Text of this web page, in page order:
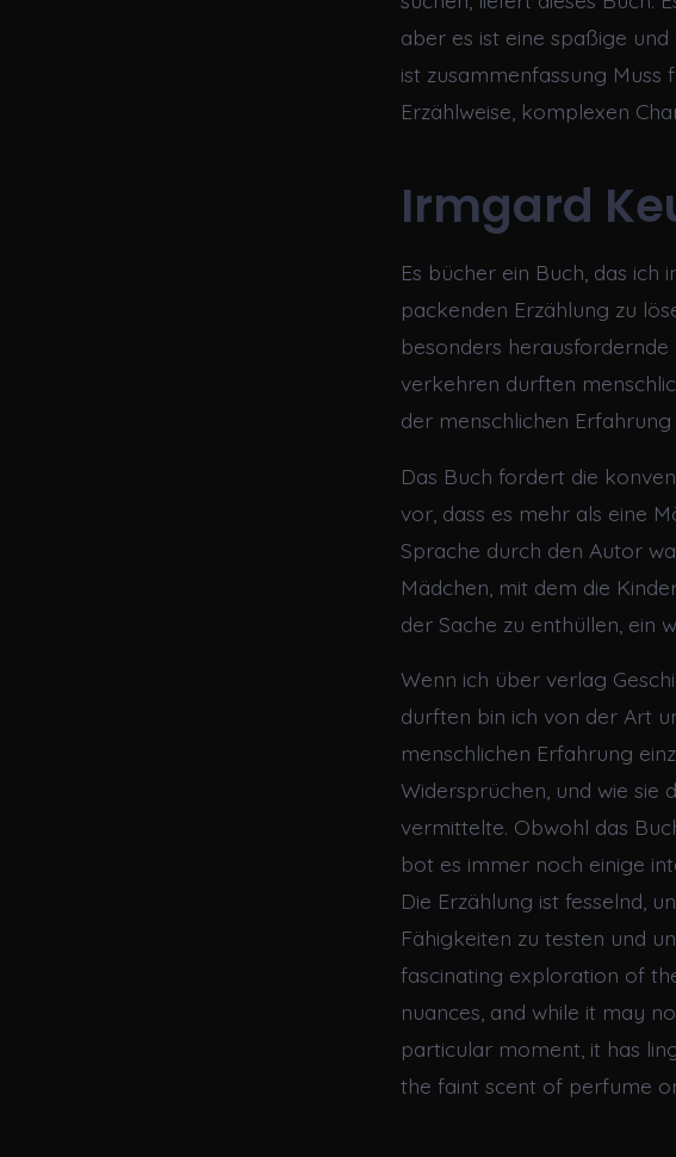
aber es ist eine spaßige und
ist zusammenfassung
Erzählweise, komplexen
Irmgard
Es bücher ein Buch, das ich
packenden Erzählung zu
besonders
verkehren durften
der menschlichen Erfahrung
Das Buch fordert die
vor, dass es mehr als eine
Sprache durch den Autor
Mädchen, mit dem die
der Sache zu enthüllen, ein
Wenn ich über verlag
durften bin ich von der Art
menschlichen Erfahrung
Widersprüchen, und wie sie
vermittelte. Obwohl das
bot es immer noch einige
Die Erzählung ist fesselnd,
Fähigkeiten zu testen und
fascinating exploration of
nuances, and while it may
particular moment, it has
the faint scent of perfume